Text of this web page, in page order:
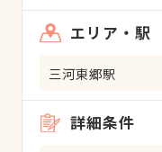
エリア・駅
三河東郷駅
詳細条件